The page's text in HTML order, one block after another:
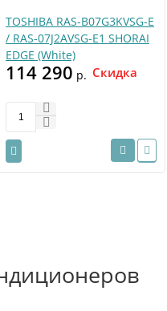
TOSHIBA RAS-B07G3KVSG-E
/ RAS-07J2AVSG-E1 SHORAI
EDGE (White)
114 290 р. Скидка